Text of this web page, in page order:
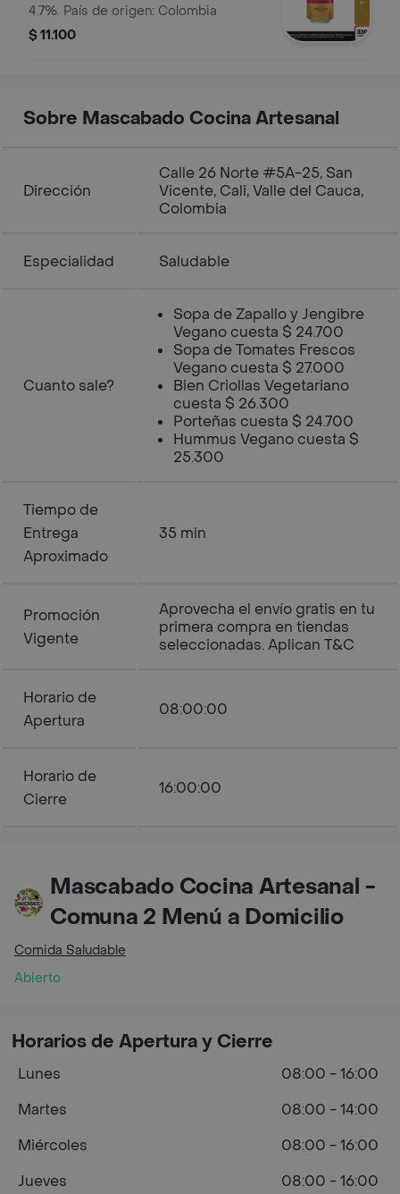
4.7%. País de origen: Colombia
$ 11.100
Sobre Mascabado Cocina Artesanal
Dirección
Calle 26 Norte #5A-25, San
Vicente, Cali, Valle del Cauca,
Colombia
Especialidad Saludable
Cuanto sale?
Sopa de Zapallo y Jengibre
Vegano cuesta $ 24.700
Sopa de Tomates Frescos
Vegano cuesta $ 27.000
Bien Criollas Vegetariano
cuesta $ 26.300
Porteñas cuesta $ 24.700
Hummus Vegano cuesta $
25.300
Tiempo de
Entrega
Aproximado
35 min
Promoción
Vigente
Aprovecha el envío gratis en tu
primera compra en tiendas
seleccionadas. Aplican T&C
Horario de
Apertura
08:00:00
Horario de
Cierre
16:00:00
Mascabado Cocina Artesanal -
Comuna 2 Menú a Domicilio
Comida Saludable
Abierto
Horarios de Apertura y Cierre
Lunes
08:00 - 16:00
Martes
08:00 - 14:00
Miércoles
08:00 - 16:00
Jueves
08:00 - 16:00